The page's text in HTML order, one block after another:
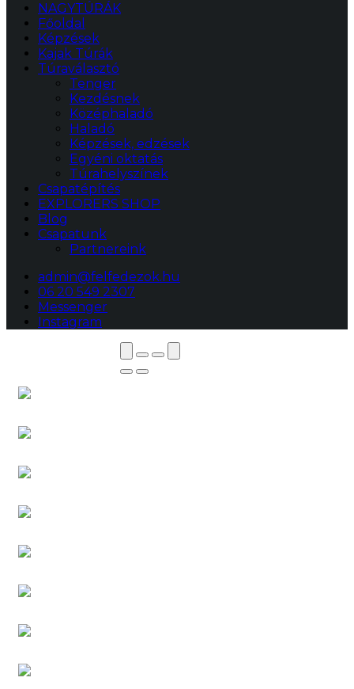
NAGYTÚRÁK
Főoldal
Képzések
Kajak Túrák
Túraválasztó
Tenger
Kezdésnek
Középhaladó
Haladó
Képzések, edzések
Egyéni oktatás
Túrahelyszínek
Csapatépítés
EXPLORERS SHOP
Blog
Csapatunk
Partnereink
admin@felfedezok.hu
06 20 549 2307
Messenger
Instagram